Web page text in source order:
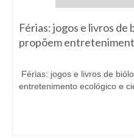
Férias: jogos e livros de
propõem
Férias: jogos e livros de
entretenimento ecológico e